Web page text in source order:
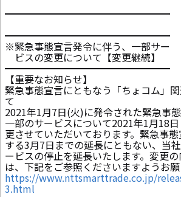
━━━━━━━━━━━━━━━━━
━━━━━━━━━━━━━━━━━
※緊急事態宣言発令に伴う、一部サー
ビスの変更について【変更継続】
━━━━━━━━━━━━━━━━━
【重要なお知らせ】
緊急事態宣言にともなう「ちょコム」
て
2021年1月7日(火)に発令された緊急事態
一部のサービスについて2021年1月18
更させていただいております。緊急事
する3月7日までの延長にともない、当
ービスの停止を延長いたします。変更
は、下記をご参照くださいますようお願
https://www.nttsmarttrade.co.jp/
3.html